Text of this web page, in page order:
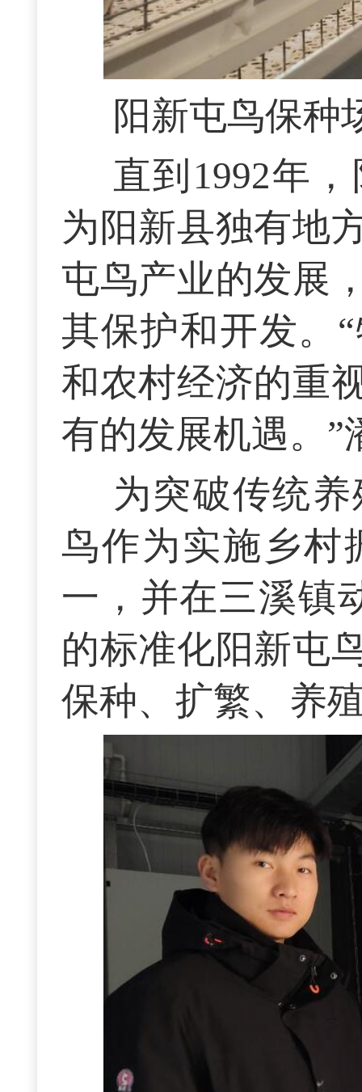
阳新屯鸟保种
直到1992年
为阳新县独有地
屯鸟产业的发展
其保护和开发。
和农村经济的重
有的发展机遇。”
为突破传统
鸟作为实施乡村
一，并在三溪镇
的标准化阳新屯
保种、扩繁、养